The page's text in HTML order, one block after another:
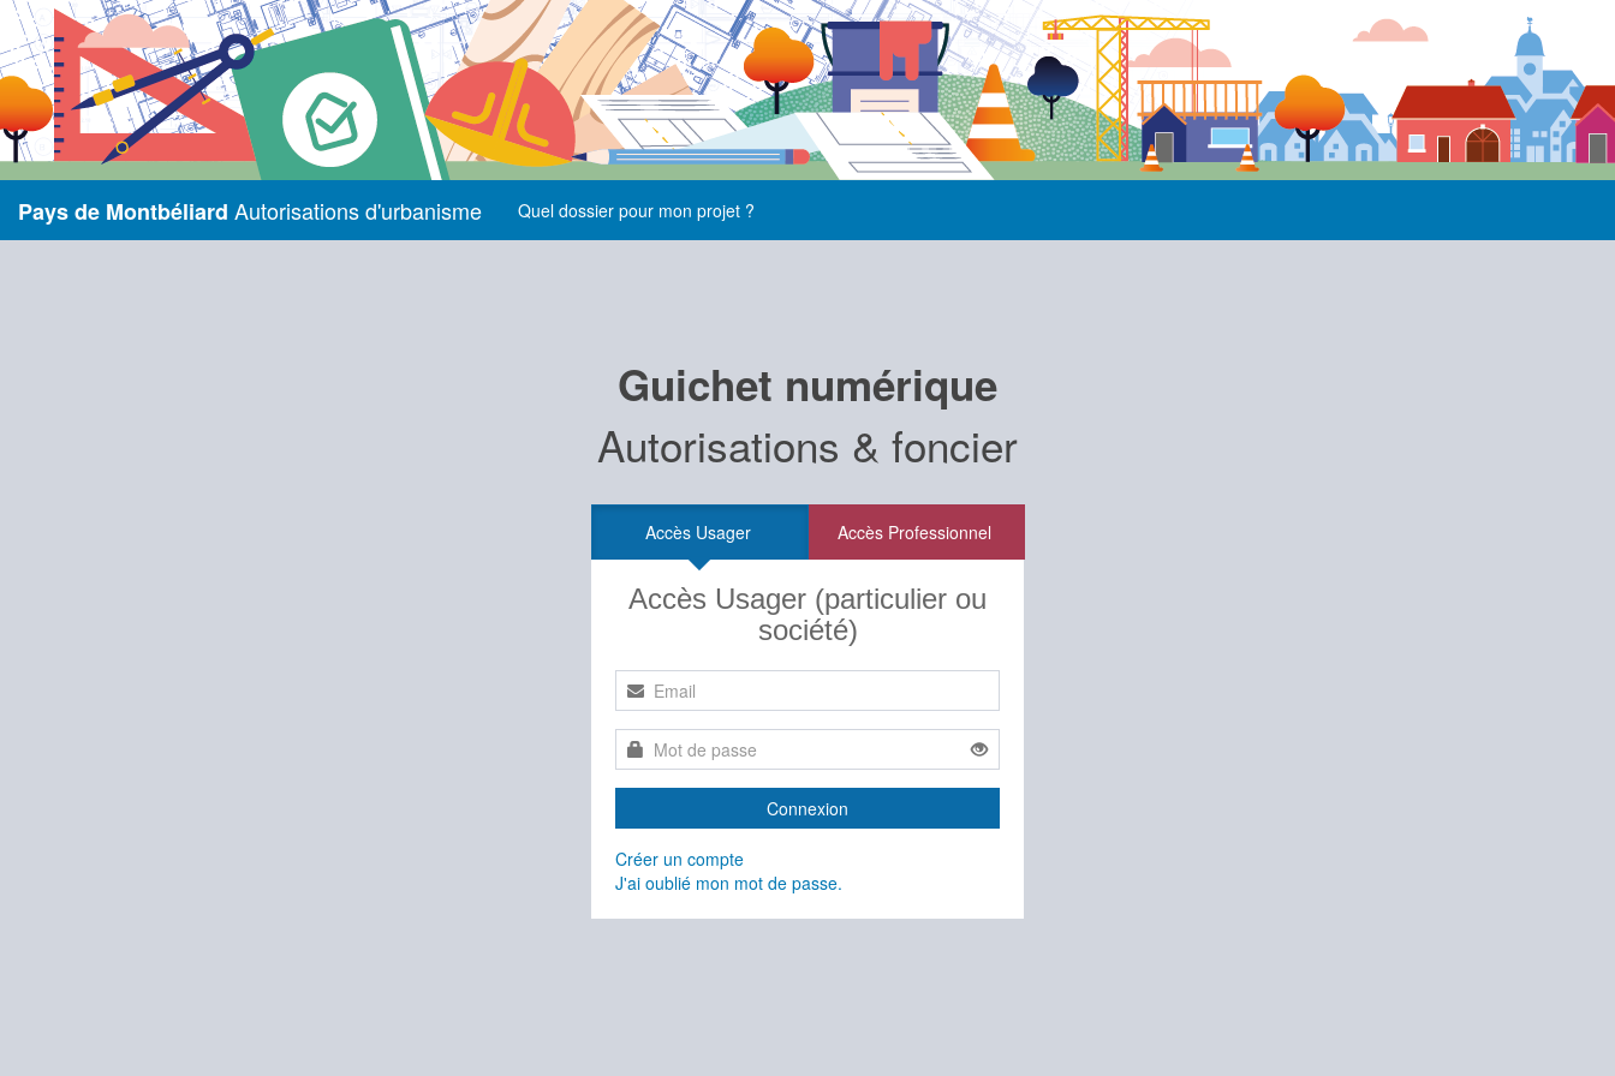
Pays de Montbéliard Autorisations d'urbanisme Quel dossier pour mon projet ?
Guichet numérique
Autorisations & foncier
Accès Usager Accès Professionnel
Accès Usager (particulier ou
société)
Connexion
Créer un compte
J'ai oublié mon mot de passe.